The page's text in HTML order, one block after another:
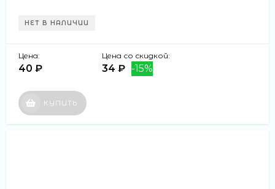
НЕТ В НАЛИЧИИ
Цена:
40 ₽
Цена со скидкой:
34 ₽ -15%
КУПИТЬ